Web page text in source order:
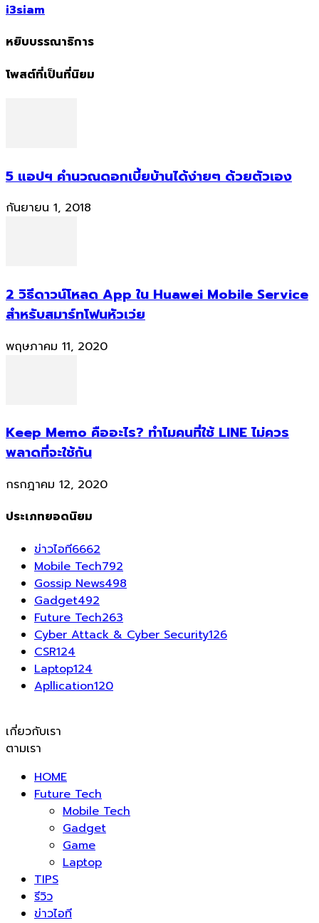
i3siam
หยิบบรรณาธิการ
โพสต์ที่เป็นที่นิยม
5 แอปฯ คำนวณดอกเบี้ยบ้านได้ง่ายๆ ด้วยตัวเอง
กันยายน 1, 2018
2 วิธีดาวน์โหลด App ใน Huawei Mobile Service
สำหรับสมาร์ทโฟนหัวเว่ย
พฤษภาคม 11, 2020
Keep Memo คืออะไร? ทำไมคนที่ใช้ LINE ไม่ควร
พลาดที่จะใช้กัน
กรกฎาคม 12, 2020
ประเภทยอดนิยม
ข่าวไอที6662
Mobile Tech792
Gossip News498
Gadget492
Future Tech263
Cyber Attack & Cyber Security126
CSR124
Laptop124
Apllication120
เกี่ยวกับเรา
ตามเรา
HOME
Future Tech
Mobile Tech
Gadget
Game
Laptop
TIPS
รีวิว
ข่าวไอที